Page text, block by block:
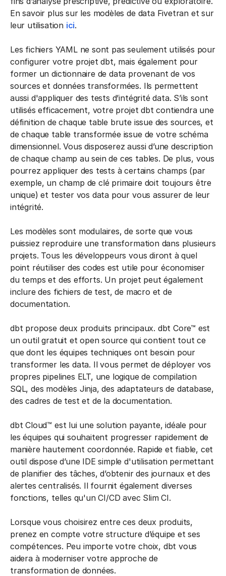
En savoir plus sur les modèles de data Fivetran et sur
leur utilisation ici.
Les fichiers YAML ne sont pas seulement utilisés pour
configurer votre projet dbt, mais également pour
former un dictionnaire de data provenant de vos
sources et données transformées. Ils permettent
aussi d'appliquer des tests d’intégrité data. S’ils sont
utilisés efficacement, votre projet dbt contiendra une
définition de chaque table brute issue des sources, et
de chaque table transformée issue de votre schéma
dimensionnel. Vous disposerez aussi d’une description
de chaque champ au sein de ces tables. De plus, vous
pourrez appliquer des tests à certains champs (par
exemple, un champ de clé primaire doit toujours être
unique) et tester vos data pour vous assurer de leur
intégrité.
Les modèles sont modulaires, de sorte que vous
puissiez reproduire une transformation dans plusieurs
projets. Tous les développeurs vous diront à quel
point réutiliser des codes est utile pour économiser
du temps et des efforts. Un projet peut également
inclure des fichiers de test, de macro et de
documentation.
dbt propose deux produits principaux. dbt Core™ est
un outil gratuit et open source qui contient tout ce
que dont les équipes techniques ont besoin pour
transformer les data. Il vous permet de déployer vos
propres pipelines ELT, une logique de compilation
SQL, des modèles Jinja, des adaptateurs de database,
des cadres de test et de la documentation.
dbt Cloud™ est lui une solution payante, idéale pour
les équipes qui souhaitent progresser rapidement de
manière hautement coordonnée. Rapide et fiable, cet
outil dispose d’une IDE simple d'utilisation permettant
de planifier des tâches, d’obtenir des journaux et des
alertes centralisés. Il fournit également diverses
fonctions, telles qu'un CI/CD avec Slim CI.
Lorsque vous choisirez entre ces deux produits,
prenez en compte votre structure d’équipe et ses
compétences. Peu importe votre choix, dbt vous
aidera à moderniser votre approche de
transformation de données.